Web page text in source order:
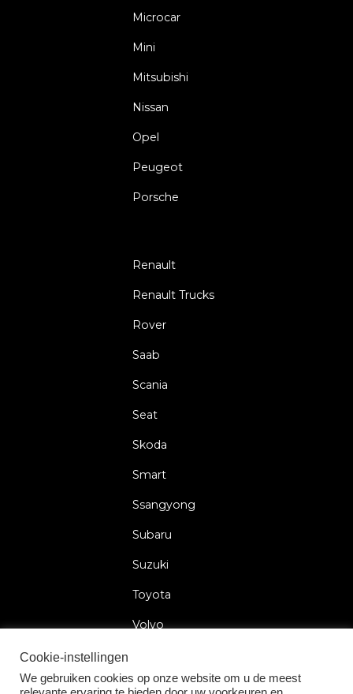
Microcar
Mini
Mitsubishi
Nissan
Opel
Peugeot
Porsche
Renault
Renault Trucks
Rover
Saab
Scania
Seat
Skoda
Smart
Ssangyong
Subaru
Suzuki
Toyota
Volvo
Cookie-instellingen
We gebruiken cookies op onze website om u de meest